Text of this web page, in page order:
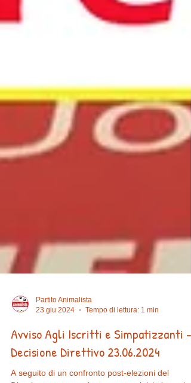
23 giu 2024
Tempo di lettura: 1 min
Avviso Agli Iscritti e Simpatizzanti -
Decisione Direttivo 23.06.2024